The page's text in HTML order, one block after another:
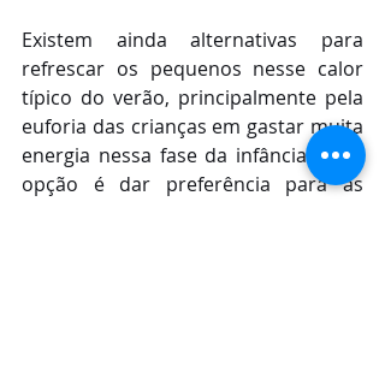
Existem ainda alternativas para
refrescar os pequenos nesse calor
típico do verão, principalmente pela
euforia das crianças em gastar muita
energia nessa fase da infância. Uma
opção é dar preferência para as